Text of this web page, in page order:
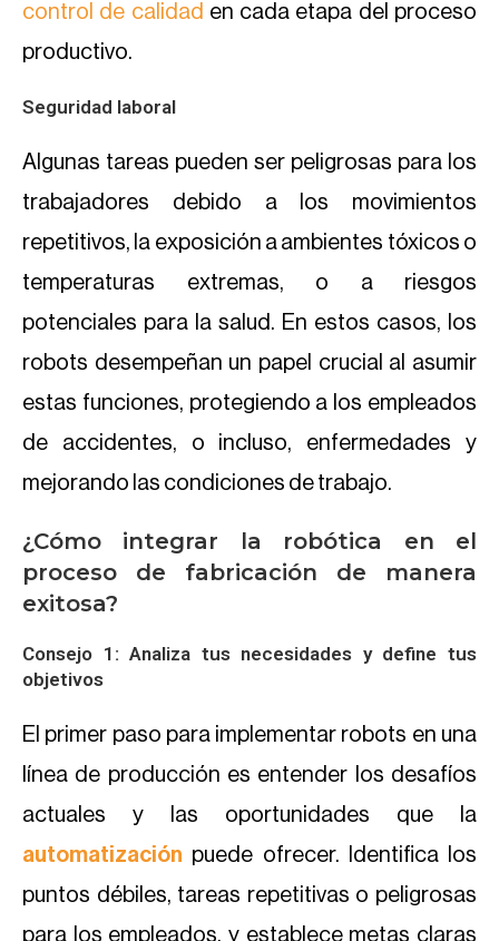
control de calidad en cada etapa del proceso
productivo.
Seguridad laboral
Algunas tareas pueden ser peligrosas para los
trabajadores debido a los movimientos
repetitivos, la exposición a ambientes tóxicos o
temperaturas extremas, o a riesgos
potenciales para la salud. En estos casos, los
robots desempeñan un papel crucial al asumir
estas funciones, protegiendo a los empleados
de accidentes, o incluso, enfermedades y
mejorando las condiciones de trabajo.
¿Cómo integrar la robótica en el
proceso de fabricación de manera
exitosa?
Consejo 1: Analiza tus necesidades y define tus
objetivos
El primer paso para implementar robots en una
línea de producción es entender los desafíos
actuales y las oportunidades que la
automatización puede ofrecer. Identifica los
puntos débiles, tareas repetitivas o peligrosas
para los empleados, y establece metas claras